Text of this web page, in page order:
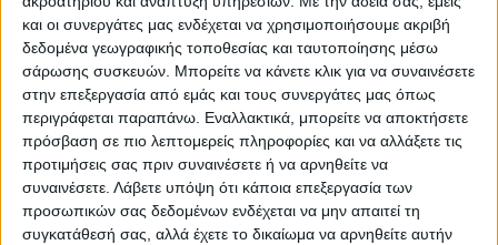
και οι συνεργάτες μας ενδέχεται να χρησιμοποιήσουμε ακριβή
δεδομένα γεωγραφικής τοποθεσίας και ταυτοποίησης μέσω
σάρωσης συσκευών. Μπορείτε να κάνετε κλικ για να συναινέσετε
στην επεξεργασία από εμάς και τους συνεργάτες μας όπως
περιγράφεται παραπάνω. Εναλλακτικά, μπορείτε να αποκτήσετε
πρόσβαση σε πιο λεπτομερείς πληροφορίες και να αλλάξετε τις
προτιμήσεις σας πριν συναινέσετε ή να αρνηθείτε να
συναινέσετε. Λάβετε υπόψη ότι κάποια επεξεργασία των
προσωπικών σας δεδομένων ενδέχεται να μην απαιτεί τη
συγκατάθεσή σας, αλλά έχετε το δικαίωμα να αρνηθείτε αυτήν
Κ.Π.
Τελευταίες Ειδήσεις Σήμερα
Ακολούθησε την εφημερίδα ΝΕΟΣ
ΑΓΩΝ στο Google News!
Όλες οι εξελίξεις στην περιοχή της
Καρδίτσας και ευρύτερα της Θεσσαλίας